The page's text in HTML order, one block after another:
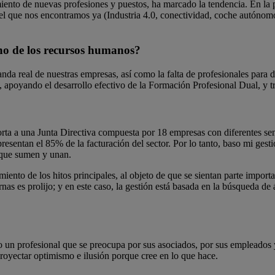
de nuevas profesiones y puestos, ha marcado la tendencia. En
nos encontramos ya (Industria 4.0, conectividad, coche
de los recursos humanos?
real de nuestras empresas, así como la falta de profesionales para
el desarrollo efectivo de la Formación Profesional Dual, y
una Junta Directiva compuesta por 18 empresas con diferentes
el 85% de la facturación del sector. Por lo tanto, baso mi
sumen y unan.
de los hitos principales, al objeto de que se sientan parte
es prolijo; y en este caso, la gestión está basada en la búsqueda
profesional que se preocupa por sus asociados, por sus
optimismo e ilusión porque cree en lo que hace.